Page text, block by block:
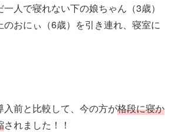
人で寝れない下の娘ちゃん（3歳）
のおにぃ（6歳）を引き連れ、寝室に
入前と比較して、今の方が格段に寝か
されました！！